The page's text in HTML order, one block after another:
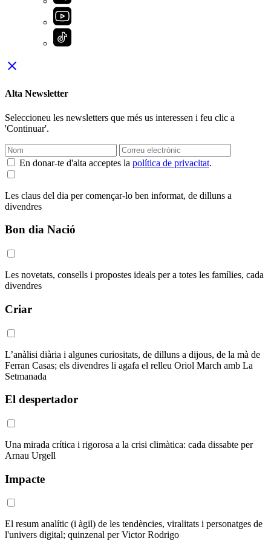
close
Alta Newsletter
Seleccioneu les newsletters que més us interessen i feu clic a
'Continuar'.
En donar-te d'alta acceptes la política de privacitat.
Les claus del dia per començar-lo ben informat, de dilluns a
divendres
Bon dia Nació
Les novetats, consells i propostes ideals per a totes les famílies, cada
divendres
Criar
L’anàlisi diària i algunes curiositats, de dilluns a dijous, de la mà de
Ferran Casas; els divendres li agafa el relleu Oriol March amb La
Setmanada
El despertador
Una mirada crítica i rigorosa a la crisi climàtica: cada dissabte per
Arnau Urgell
Impacte
El resum analític (i àgil) de les tendències, viralitats i personatges de
l'univers digital; quinzenal per Victor Rodrigo